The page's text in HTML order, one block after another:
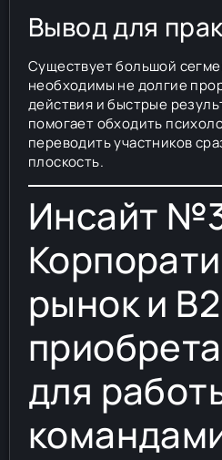
Вывод для
Существует большой
необходимы не долгие
действия и быстрые
помогает обходить
переводить участников
плоскость.
Инсайт
рынок и
для